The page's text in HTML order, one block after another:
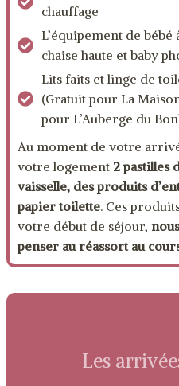
chauffage
L’équipement de
chaise haute et baby
Lits faits et linge de
(Gratuit pour La
pour L’Auberge du
Au moment de votre
votre logement 2 pastilles
vaisselle, des produits
papier toilette. Ces
votre début de séjour,
penser au réassort au
Les